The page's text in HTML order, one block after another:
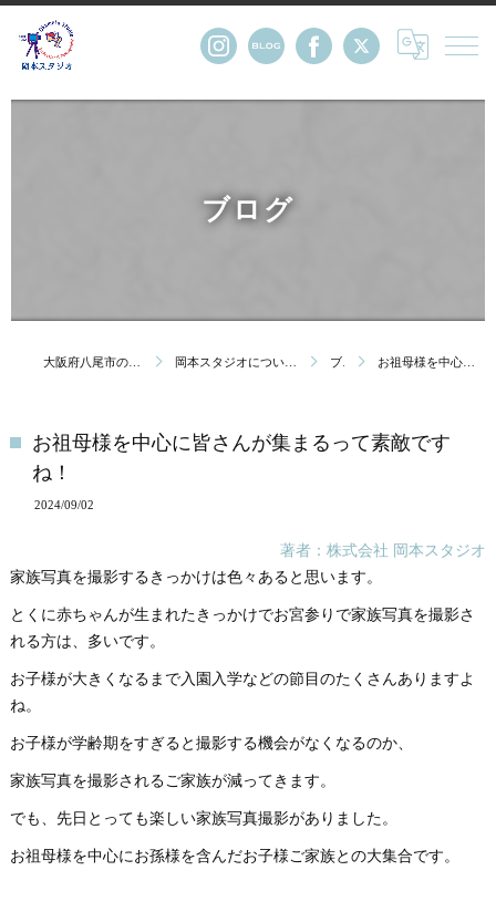
ブログ
大阪府八尾市の写真館・株式会社岡本スタジオ 岡本スタジオについて｜創業123年 大阪府八尾市の写真館 ブログ お祖母様を中心に皆さんが集まるって素敵ですね！
お祖母様を中心に皆さんが集まるって素敵です
ね！
2024/09/02
著者：株式会社 岡本スタジオ
家族写真を撮影するきっかけは色々あると思います。
とくに赤ちゃんが生まれたきっかけでお宮参りで家族写真を撮影さ
れる方は、多いです。
お子様が大きくなるまで入園入学などの節目のたくさんありますよ
ね。
お子様が学齢期をすぎると撮影する機会がなくなるのか、
家族写真を撮影されるご家族が減ってきます。
でも、先日とっても楽しい家族写真撮影がありました。
お祖母様を中心にお孫様を含んだお子様ご家族との大集合です。